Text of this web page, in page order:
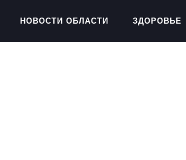
НОВОСТИ ОБЛАСТИ ЗДОРОВЬЕ